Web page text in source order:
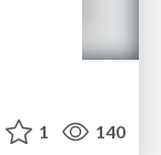
1 140